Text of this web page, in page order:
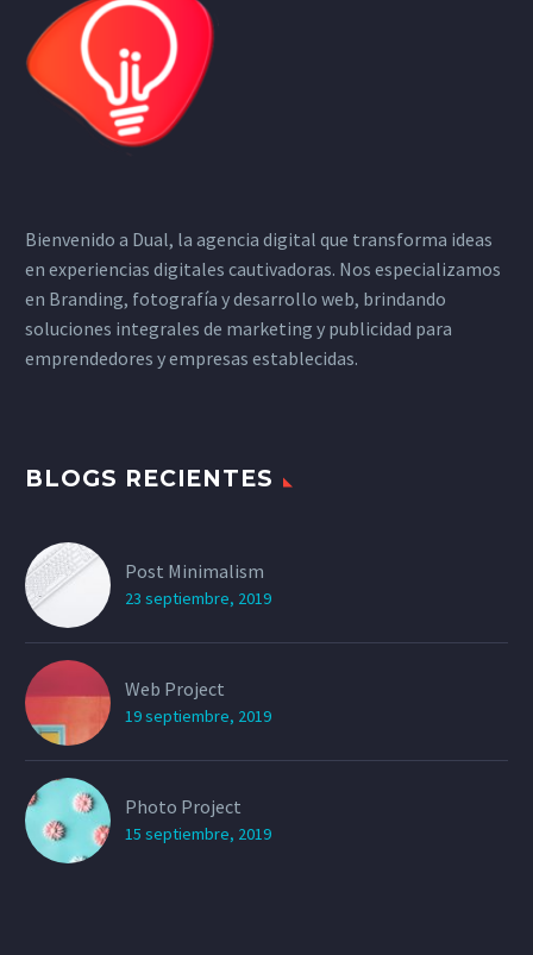
Bienvenido a Dual, la agencia digital que transforma ideas
en experiencias digitales cautivadoras. Nos especializamos
en Branding, fotografía y desarrollo web, brindando
soluciones integrales de marketing y publicidad para
emprendedores y empresas establecidas.
BLOGS RECIENTES
Post Minimalism
23 septiembre, 2019
Web Project
19 septiembre, 2019
Photo Project
15 septiembre, 2019